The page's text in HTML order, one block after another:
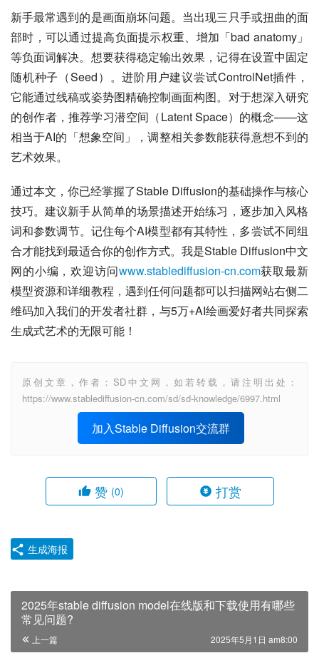
新手最常遇到的是画面崩坏问题。当出现三只手或扭曲的面
部时，可以通过提高负面提示权重、增加「bad anatomy」
等负面词解决。想要获得稳定输出效果，记得在设置中固定
随机种子（Seed）。进阶用户建议尝试ControlNet插件，
它能通过线稿或姿势图精确控制画面构图。对于想深入研究
的创作者，推荐学习潜空间（Latent Space）的概念——这
相当于AI的「想象空间」，调整相关参数能获得意想不到的
艺术效果。
通过本文，你已经掌握了Stable Diffusion的基础操作与核心
技巧。建议新手从简单的场景描述开始练习，逐步加入风格
词和参数调节。记住每个AI模型都有其特性，多尝试不同组
合才能找到最适合你的创作方式。我是Stable Diffusion中文
网的小编，欢迎访问www.stablediffusion-cn.com获取最新
模型资源和详细教程，遇到任何问题都可以扫描网站右侧二
维码加入我们的开发者社群，与5万+AI绘画爱好者共同探索
生成式艺术的无限可能！
原创文章，作者：SD中文网，如若转载，请注明出处：
https://www.stablediffusion-cn.com/sd/sd-knowledge/6997.html
加入Stable Diffusion交流群
赞 (0) 打赏
生成海报
2025年stable diffusion model在线版和下载使用有哪些
常见问题?
上一篇 2025年5月1日 am8:00